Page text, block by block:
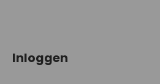
Inloggen